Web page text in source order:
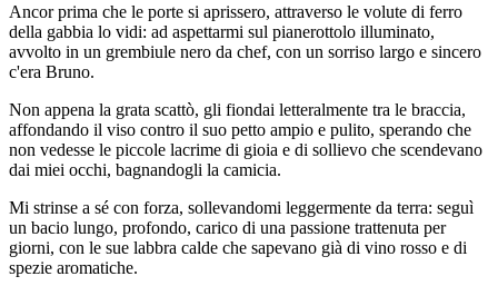
Ancor prima che le porte si aprissero, attraverso le volute di ferro
della gabbia lo vidi: ad aspettarmi sul pianerottolo illuminato,
avvolto in un grembiule nero da chef, con un sorriso largo e sincero
c'era Bruno.
Non appena la grata scattò, gli fiondai letteralmente tra le braccia,
affondando il viso contro il suo petto ampio e pulito, sperando che
non vedesse le piccole lacrime di gioia e di sollievo che scendevano
dai miei occhi, bagnandogli la camicia.
Mi strinse a sé con forza, sollevandomi leggermente da terra: seguì
un bacio lungo, profondo, carico di una passione trattenuta per
giorni, con le sue labbra calde che sapevano già di vino rosso e di
spezie aromatiche.